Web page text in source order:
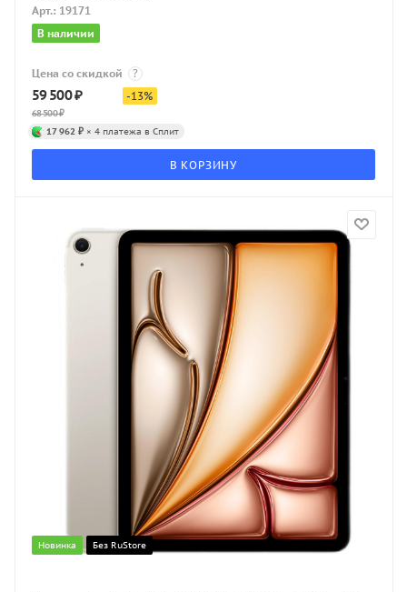
Арт.: 19171
В наличии
Цена со скидкой ?
59 500₽
68 500₽
-13%
17 962 ₽ × 4 платежа в Сплит
В КОРЗИНУ
Новинка Без RuStore